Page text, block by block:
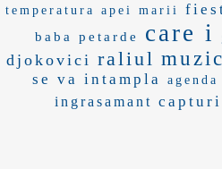
temperatura apei marii
baba
petarde care i
djokovici raliul
se va intampla agenda
ingrasamant capturi